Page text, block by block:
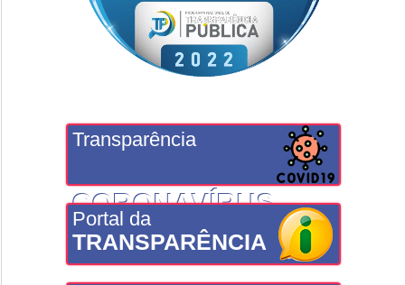
Transparência
CORONAVÍRUS
Portal da
TRANSPARÊNCIA